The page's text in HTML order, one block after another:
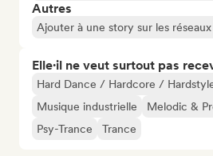
Autres
Ajouter à une story sur les
Elle·il ne veut surtout pas
Hard Dance / Hardcore /
Musique industrielle
Melodic &
Psy-Trance
Trance